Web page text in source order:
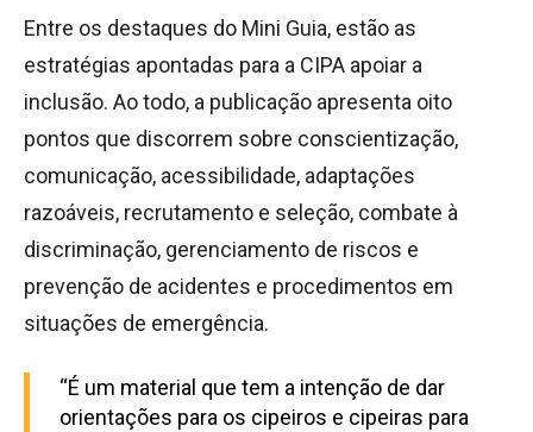
Entre os destaques do Mini Guia, estão as
estratégias apontadas para a CIPA apoiar a
inclusão. Ao todo, a publicação apresenta oito
pontos que discorrem sobre conscientização,
comunicação, acessibilidade, adaptações
razoáveis, recrutamento e seleção, combate à
discriminação, gerenciamento de riscos e
prevenção de acidentes e procedimentos em
situações de emergência.
“É um material que tem a intenção de dar
orientações para os cipeiros e cipeiras para